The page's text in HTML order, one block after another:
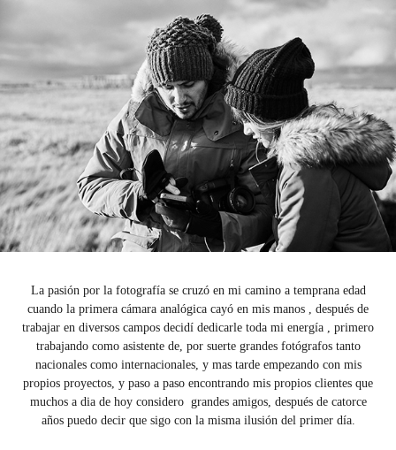
La pasión por la fotografía se cruzó en mi camino a temprana edad
cuando la primera cámara analógica cayó en mis manos , después de
trabajar en diversos campos decidí dedicarle toda mi energía , primero
trabajando como asistente de, por suerte grandes fotógrafos tanto
nacionales como internacionales, y mas tarde empezando con mis
propios proyectos, y paso a paso encontrando mis propios clientes que
muchos a dia de hoy considero grandes amigos, después de catorce
años puedo decir que sigo con la misma ilusión del primer día.